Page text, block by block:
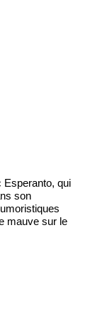
Esperanto, qui
son
mauve sur le